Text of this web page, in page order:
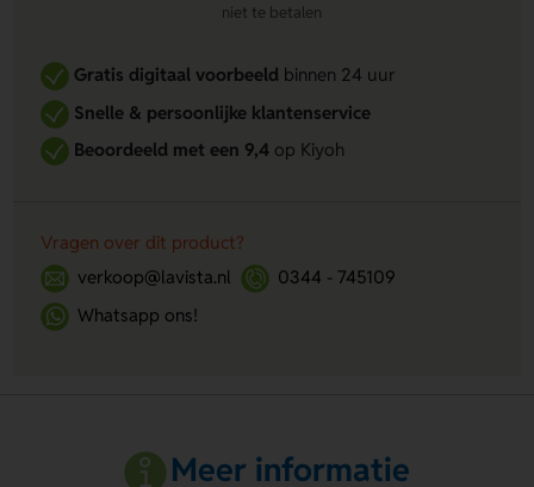
niet te betalen
Gratis digitaal voorbeeldbinnen 24 uur
Snelle & persoonlijke klantenservice
Beoordeeld met een 9,4op Kiyoh
Vragen over dit product?
verkoop@lavista.nl
0344 - 745109
Whatsapp ons!
Meer informatie